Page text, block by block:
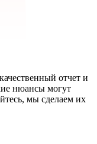
отчет и
нюансы могут
мы сделаем их